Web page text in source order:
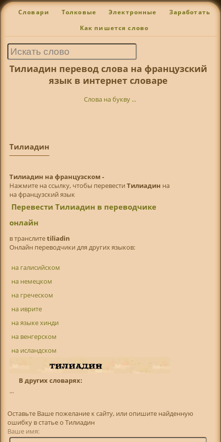
Словари Толковые Электронные Заработать
Как пишется слово
Тилиадин перевод слова на французский
язык в интернет словаре
Слова на букву ...
Тилиадин
Тилиадин на французском -
Нажмите на ссылку, чтобы перевести Тилиадин на
на французский язык
Перевести Тилиадин в переводчике
онлайн
в транслитetiliadin
Онлайн переводчики для других языков:
на галисийском
на немецком
на греческом
на иврите
на языке хинди
на венгерском
на исландском
В других словарях:
...
Оставьте Ваше пожелание к сайту, или опишите найденную
ошибку в статье о Тилиадин
Ваше имя: